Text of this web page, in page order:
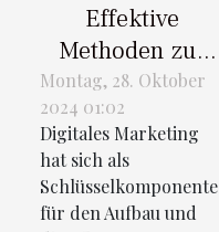
Effektive
Methoden zur
Steigerung der
Kundenloyalität
durch digitales
Marketing
Montag, 28. Oktober
2024 01:02
Digitales Marketing
hat sich als
Schlüsselkomponente
für den Aufbau und